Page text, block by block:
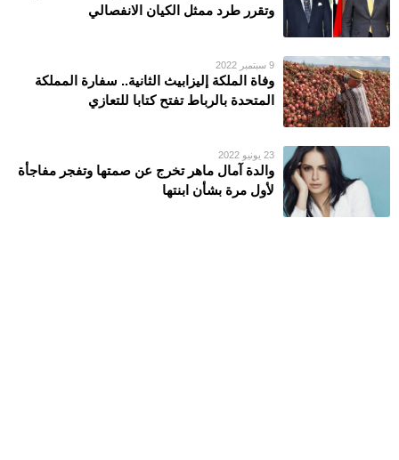
وتقرر طرد ممثل الكيان الانفصالي
9 سبتمبر 2022
وفاة الملكة إليزابيث الثانية.. سفارة المملكة
المتحدة بالرباط تفتح كتابا للتعازي
23 يونيو 2022
والدة آمال ماهر تخرج عن صمتها وتفجر مفاجأة
لأول مرة بشأن ابنتها